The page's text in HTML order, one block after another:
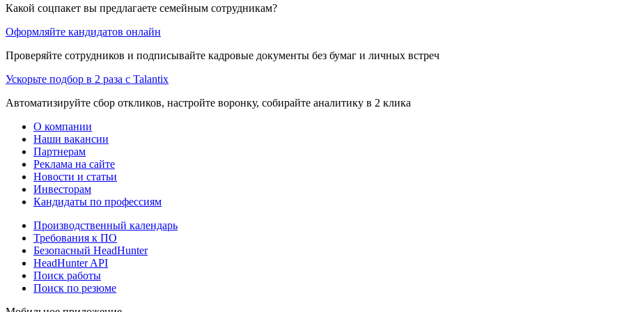
Какой соцпакет вы предлагаете семейным сотрудникам?
Оформляйте кандидатов онлайн
Проверяйте сотрудников и подписывайте кадровые документы без бумаг и личных встреч
Ускорьте подбор в 2 раза с Talantix
Автоматизируйте сбор откликов, настройте воронку, собирайте аналитику в 2 клика
О компании
Наши вакансии
Партнерам
Реклама на сайте
Новости и статьи
Инвесторам
Кандидаты по профессиям
Производственный календарь
Требования к ПО
Безопасный HeadHunter
HeadHunter API
Поиск работы
Поиск по резюме